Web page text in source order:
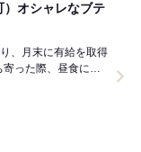
）オシャレなブテ